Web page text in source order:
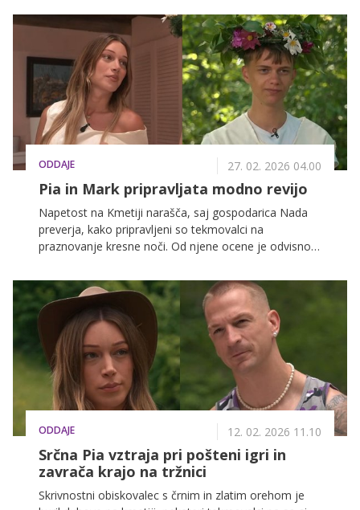
tem, katera živila so primerna, pa si lahko preberete v
nadaljevanju.
ODDAJE 27. 02. 2026 04.00
Pia in Mark pripravljata modno revijo
Napetost na Kmetiji narašča, saj gospodarica Nada
preverja, kako pripravljeni so tekmovalci na
praznovanje kresne noči. Od njene ocene je odvisno,
bomo videli, kakšne obleke so pripravili tekmovalci.
ODDAJE 12. 02. 2026 11.10
Srčna Pia vztraja pri pošteni igri in
zavrača krajo na tržnici
Skrivnostni obiskovalec s črnim in zlatim orehom je